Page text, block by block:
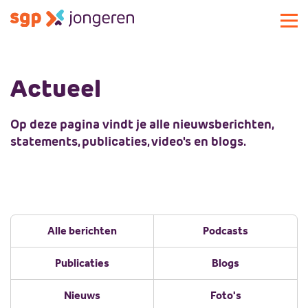
Activiteiten
Lokale commissies
Sponsoren
Magazines
Vacatures
Bestuur
Missie en visie
Geschiedenis
Vrijwilligersplatform
Actueel
Op deze pagina vindt je alle nieuwsberichten,
statements, publicaties, video's en blogs.
Alle berichten Podcasts
Publicaties Blogs
Nieuws Foto's